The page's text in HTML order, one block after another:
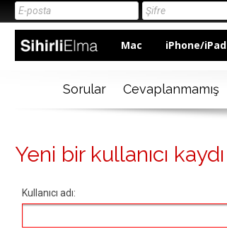
Mac iPhone/iPad
Sorular Cevaplanmamış
Yeni bir kullanıcı kaydı
Kullanıcı adı: